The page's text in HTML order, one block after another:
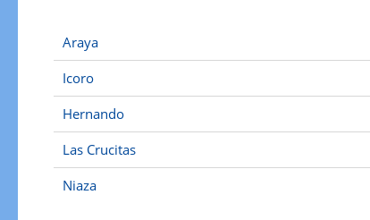
Araya
Icoro
Hernando
Las Crucitas
Niaza